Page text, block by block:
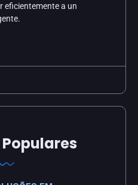
eficientemente a un